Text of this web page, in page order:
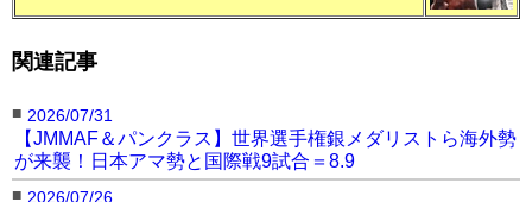
関連記事
■ 2026/07/31
【JMMAF＆パンクラス】世界選手権銀メダリストら海外勢
が来襲！日本アマ勢と国際戦9試合＝8.9
■ 2026/07/26